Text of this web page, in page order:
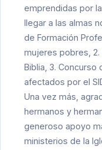
emprendidas por
llegar a las almas
de Formación
mujeres pobres, 2.
Biblia, 3. Concurso
afectados por el
Una vez más,
hermanos y
generoso apoyo
ministerios de la